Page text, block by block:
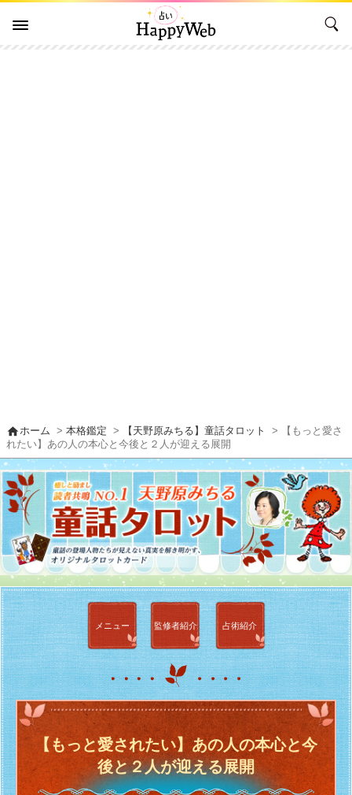
homeホーム >本格鑑定 > 【天野原みちる】童話タロット
> 【もっと愛さ
れたい】あの人の本心と今後と２人が迎える展開
メニュー 監修者紹介 占術紹介
【もっと愛されたい】あの人の本心と今
後と２人が迎える展開